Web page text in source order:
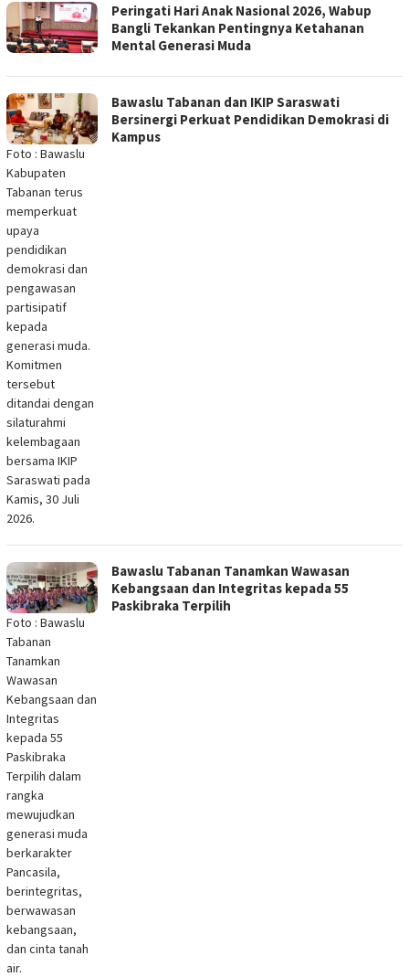
Peringati Hari Anak Nasional 2026, Wabup
Bangli Tekankan Pentingnya Ketahanan
Mental Generasi Muda
Foto : Bawaslu
Kabupaten
Tabanan terus
memperkuat
upaya
pendidikan
demokrasi dan
pengawasan
partisipatif
kepada
generasi muda.
Komitmen
tersebut
ditandai dengan
silaturahmi
kelembagaan
bersama IKIP
Saraswati pada
Kamis, 30 Juli
2026.
Bawaslu Tabanan dan IKIP Saraswati
Bersinergi Perkuat Pendidikan Demokrasi di
Kampus
Foto : Bawaslu
Tabanan
Tanamkan
Wawasan
Kebangsaan dan
Integritas
kepada 55
Paskibraka
Terpilih dalam
rangka
mewujudkan
generasi muda
berkarakter
Pancasila,
berintegritas,
berwawasan
kebangsaan,
dan cinta tanah
air.
Bawaslu Tabanan Tanamkan Wawasan
Kebangsaan dan Integritas kepada 55
Paskibraka Terpilih